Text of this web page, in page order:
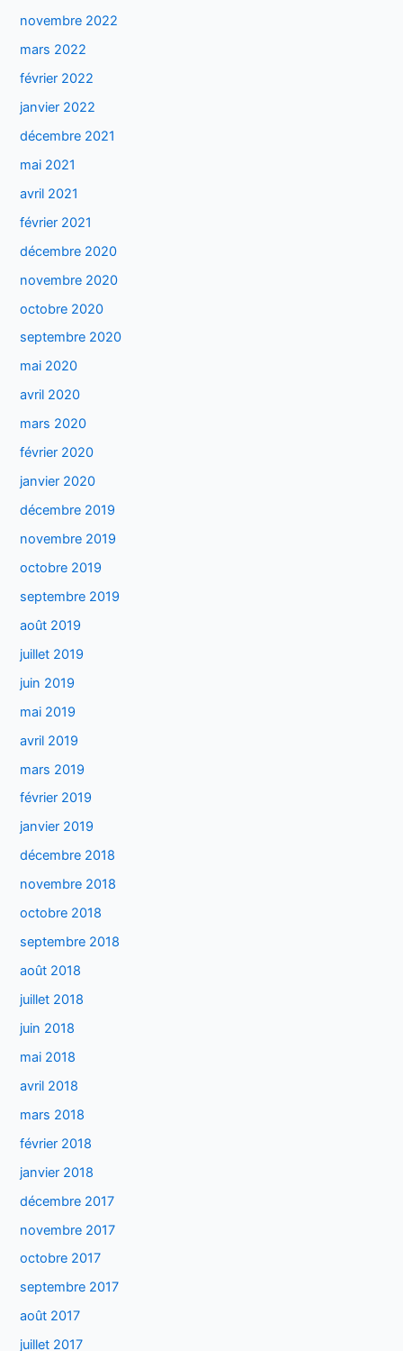
novembre 2022
mars 2022
février 2022
janvier 2022
décembre 2021
mai 2021
avril 2021
février 2021
décembre 2020
novembre 2020
octobre 2020
septembre 2020
mai 2020
avril 2020
mars 2020
février 2020
janvier 2020
décembre 2019
novembre 2019
octobre 2019
septembre 2019
août 2019
juillet 2019
juin 2019
mai 2019
avril 2019
mars 2019
février 2019
janvier 2019
décembre 2018
novembre 2018
octobre 2018
septembre 2018
août 2018
juillet 2018
juin 2018
mai 2018
avril 2018
mars 2018
février 2018
janvier 2018
décembre 2017
novembre 2017
octobre 2017
septembre 2017
août 2017
juillet 2017